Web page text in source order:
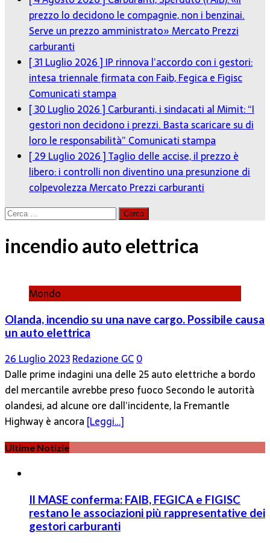
prezzo lo decidono le compagnie, non i benzinai.
Serve un prezzo amministrato»Mercato Prezzi
carburanti
[ 31 Luglio 2026 ]IP rinnova l’accordo con i gestori:
intesa triennale firmata con Faib, Fegica e Figisc
Comunicati stampa
[ 30 Luglio 2026 ]Carburanti, i sindacati al Mimit: “I
gestori non decidono i prezzi. Basta scaricare su di
loro le responsabilità”Comunicati stampa
[ 29 Luglio 2026 ]Taglio delle accise, il prezzo è
libero: i controlli non diventino una presunzione di
colpevolezzaMercato Prezzi carburanti
Ricerca
incendio auto elettrica
Mondo
Olanda, incendio su una nave cargo. Possibile causa
un auto elettrica
26 Luglio 2023Redazione GC0
Dalle prime indagini una delle 25 auto elettriche a bordo
del mercantile avrebbe preso fuoco Secondo le autorità
olandesi, ad alcune ore dall’incidente, la Fremantle
Highway è ancora [Leggi…]
Ultime Notizie
Il MASE conferma: FAIB, FEGICA e FIGISC
restano le associazioni più rappresentative dei
gestori carburanti